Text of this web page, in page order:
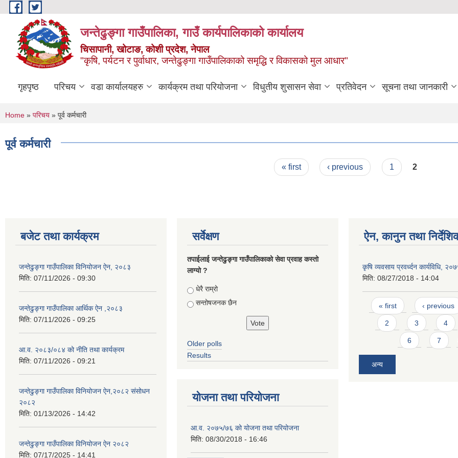
Skip to main content
जन्तेढुङ्गा गाउँपालिका, गाउँ कार्यपालिकाको कार्यालय
चिसापानी, खोटाङ, कोशी प्रदेश, नेपाल
"कृषि, पर्यटन र पुर्वाधार, जन्तेढुङ्गा गाउँपालिकाको समृद्धि र विकासको मुल आधार"
गृहपृष्ठ परिचय वडा कार्यालयहरु कार्यक्रम तथा परियोजना विधुतीय शुसासन सेवा प्रतिवेदन सूचना तथा जानकारी
You are here
Home » परिचय » पूर्व कर्मचारी
पूर्व कर्मचारी
« first ‹ previous 1 2
बजेट तथा कार्यक्रम
जन्तेढुङ्गा गाउँपालिका विनियोजन ऐन, २०८३
मिति: 07/11/2026 - 09:30
जन्तेढुङ्गा गाउँपालिका आर्थिक ऐन ,२०८३
मिति: 07/11/2026 - 09:25
आ.व. २०८३/०८४ को नीति तथा कार्यक्रम
मिति: 07/11/2026 - 09:21
जन्तेढुङ्गा गाउँपालिका विनियोजन ऐन,२०८२ संसोधन
२०८२
मिति: 01/13/2026 - 14:42
जन्तेढुङ्गा गाउँपालिका विनियोजन ऐन २०८२
मिति: 07/17/2025 - 14:41
सर्वेक्षण
तपाईलाई जन्तेढुङ्गा गाउँपालिकाको सेवा प्रवाह कस्तो
लाग्यो ?
Choices
धेरै राम्रो
सन्तोषजनक छैन
Older polls
Results
योजना तथा परियोजना
आ.व. २०७५/७६ को योजना तथा परियोजना
मिति: 08/30/2018 - 16:46
ऐन, कानुन तथा
कृषि व्यवसाय प्रवर्ध्दन कार्यविधि,
मिति: 08/27/2018 - 14:04
Pages
« first ‹ previous
2 3 4
6 7
अन्य